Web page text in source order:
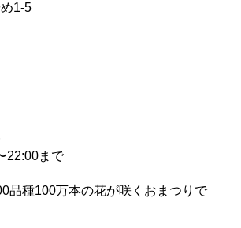
1-5
22:00まで
品種100万本の花が咲くおまつりで